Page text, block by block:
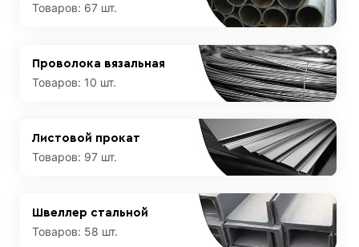
Товаров: 67 шт.
Проволока вязальная
Товаров: 10 шт.
Листовой прокат
Товаров: 97 шт.
Швеллер стальной
Товаров: 58 шт.